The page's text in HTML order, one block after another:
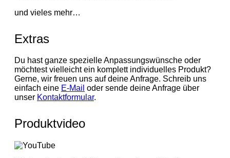
und vieles mehr…
Extras
Du hast ganze spezielle Anpassungswünsche oder
möchtest vielleicht ein komplett individuelles Produkt?
Gerne, wir freuen uns auf deine Anfrage. Schreib uns
einfach eine E-Mail oder sende deine Anfrage über
unser Kontaktformular.
Produktvideo